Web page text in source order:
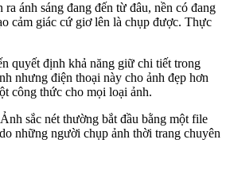
ánh sáng đang đến từ đâu, nền có đang
cảm giác cứ giơ lên là chụp được. Thực
quyết định khả năng giữ chi tiết trong
nhưng điện thoại này cho ảnh đẹp hơn
công thức cho mọi loại ảnh.
sắc nét thường bắt đầu bằng một file
những người chụp ảnh thời trang chuyên